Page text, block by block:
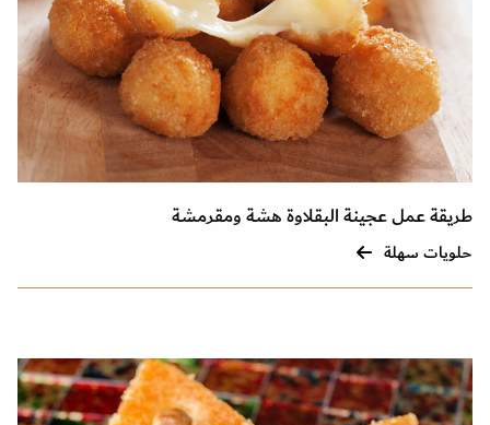
طريقة عمل عجينة البقلاوة هشة ومقرمشة
حلويات سهلة